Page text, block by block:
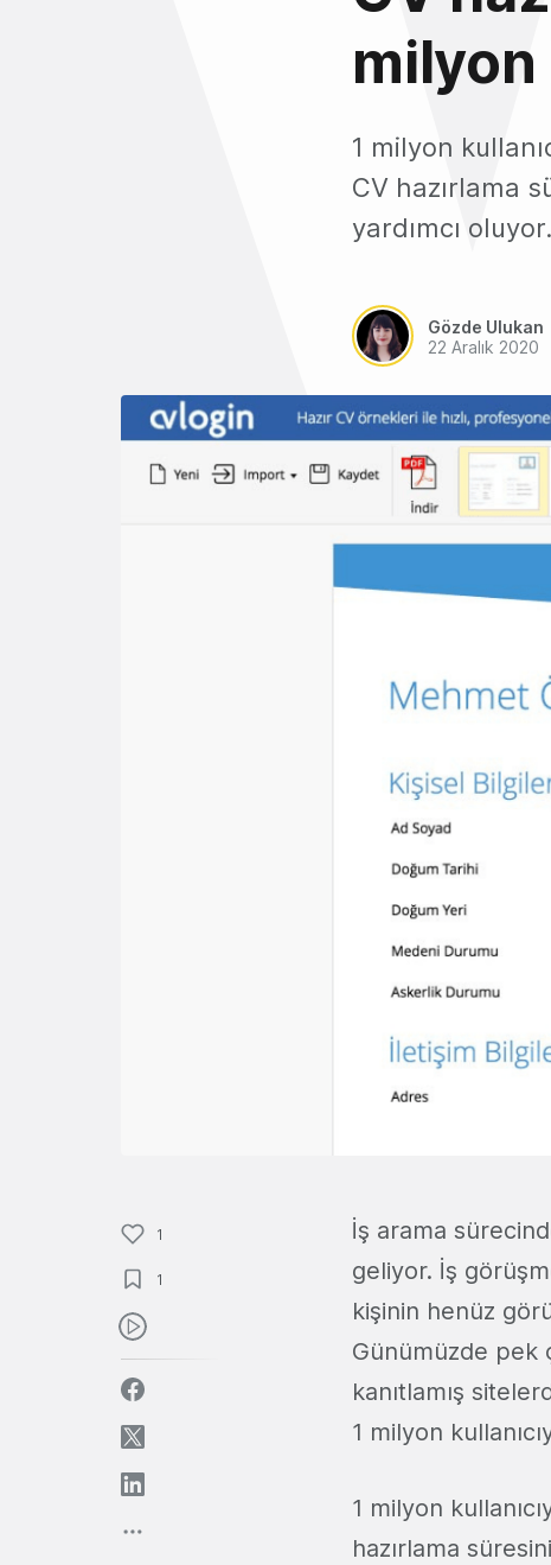
milyon
1 milyon
CV hazırlama
yardımcı oluyor.
Gözde Ulukan
22 Aralık 2020
1
1
İş arama
geliyor. İş
kişinin henüz
Günümüzde pek
kanıtlamış
1 milyon
1 milyon
hazırlama